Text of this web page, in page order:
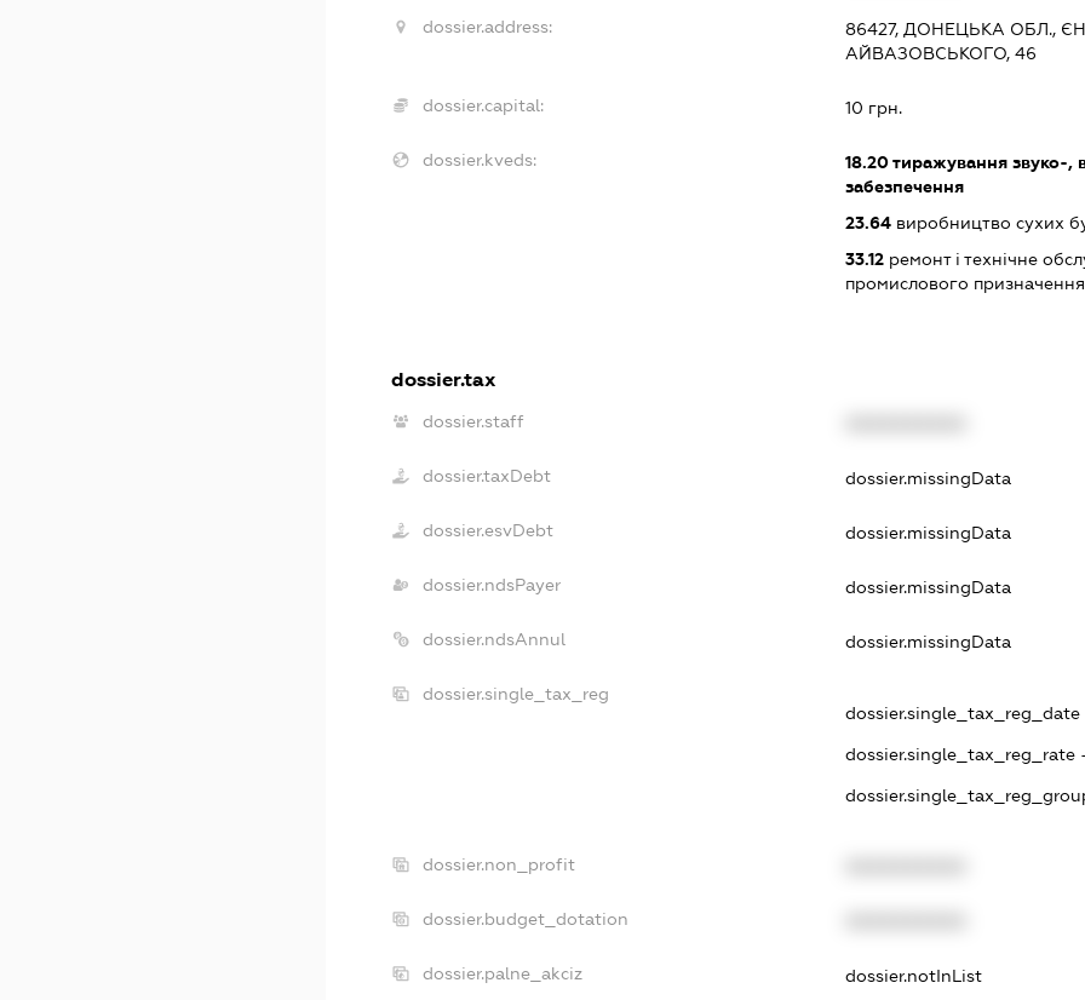
dossier.address:
86427, ДОНЕЦЬКА ОБЛ.,
АЙВАЗОВСЬКОГО, 46
dossier.capital: 10 грн.
dossier.kveds: 18.20тиражування звуко-,
забезпечення
23.64виробництво сухих
33.12ремонт і технічне
промислового призначення
dossier.tax
dossier.staff
dossier.taxDebt dossier.missingData
dossier.esvDebt dossier.missingData
dossier.ndsPayer dossier.missingData
dossier.ndsAnnul dossier.missingData
dossier.single_tax_reg
dossier.single_tax_reg_date -
dossier.single_tax_reg_rate
dossier.non_profit
dossier.budget_dotation
dossier.palne_akciz dossier.notInList